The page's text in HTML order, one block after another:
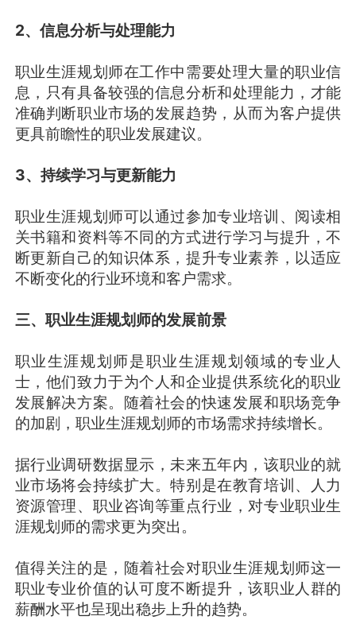
2、信息分析与处理能力
职业生涯规划师在工作中需要处理大量的职业信
息，只有具备较强的信息分析和处理能力，才能
准确判断职业市场的发展趋势，从而为客户提供
更具前瞻性的职业发展建议。
3、持续学习与更新能力
职业生涯规划师可以通过参加专业培训、阅读相
关书籍和资料等不同的方式进行学习与提升，不
断更新自己的知识体系，提升专业素养，以适应
不断变化的行业环境和客户需求。
三、职业生涯规划师的发展前景
职业生涯规划师是职业生涯规划领域的专业人
士，他们致力于为个人和企业提供系统化的职业
发展解决方案。随着社会的快速发展和职场竞争
的加剧，职业生涯规划师的市场需求持续增长。
据行业调研数据显示，未来五年内，该职业的就
业市场将会持续扩大。特别是在教育培训、人力
资源管理、职业咨询等重点行业，对专业职业生
涯规划师的需求更为突出。
值得关注的是，随着社会对职业生涯规划师这一
职业专业价值的认可度不断提升，该职业人群的
薪酬水平也呈现出稳步上升的趋势。